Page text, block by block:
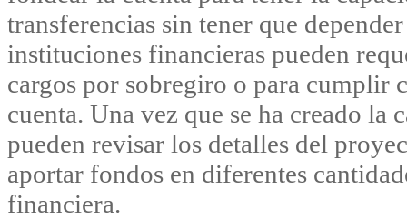
transferencias sin tener que
instituciones financieras pueden
cargos por sobregiro o para cumplir
cuenta. Una vez que se ha creado
pueden revisar los detalles del
aportar fondos en diferentes
financiera.